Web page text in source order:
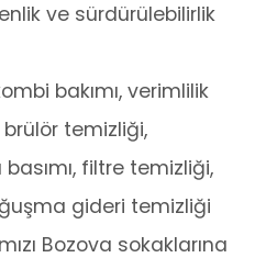
ve sürdürülebilirlik
bakımı, verimlilik
brülör temizliği,
filtre temizliği,
gideri temizliği
Bozova sokaklarına